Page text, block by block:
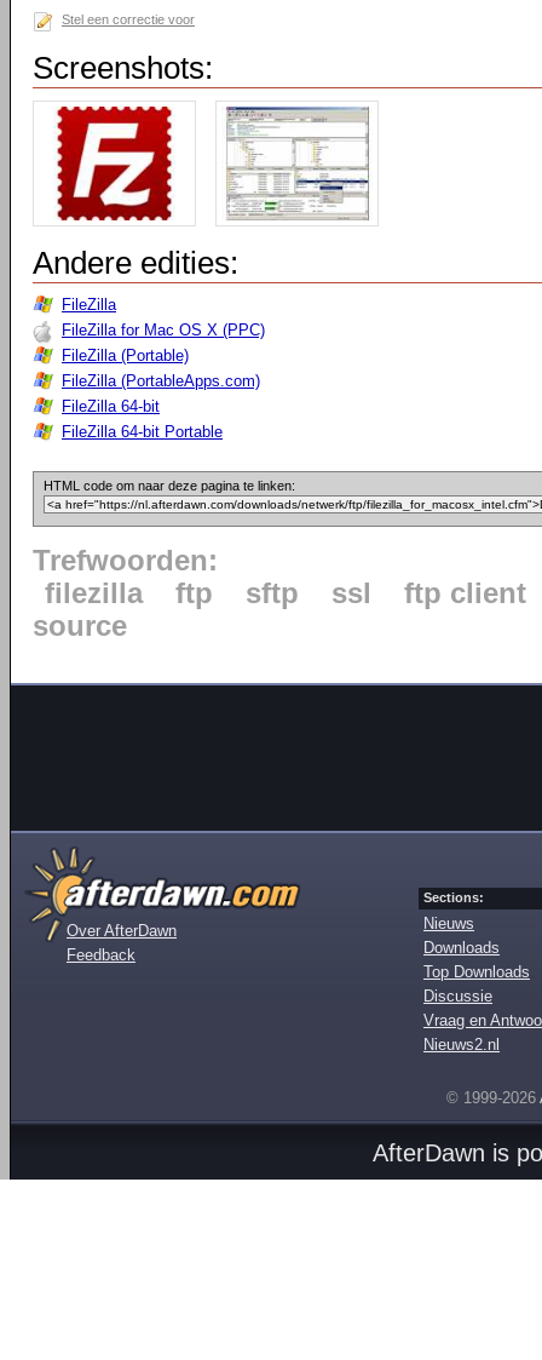
Stel een correctie voor
Screenshots:
Andere edities:
FileZilla
FileZilla for Mac OS X (PPC)
FileZilla (Portable)
FileZilla (PortableApps.com)
FileZilla 64-bit
FileZilla 64-bit Portable
HTML code om naar deze pagina te linken:
Trefwoorden:
filezilla
ftp sftp ssl
ftp client
source
Over AfterDawn
Feedback
Sections:
Nieuws
Downloads
Top Downloads
Discussie
Vraag en
Nieuws2.nl
© 1999-2026
AfterDawn is